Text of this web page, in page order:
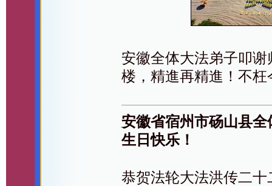
安徽全体大法弟子叩
楼，精進再精進！不
安徽省宿州市砀山县
生日快乐！
恭贺法轮大法洪传二